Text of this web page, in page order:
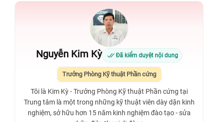
Nguyễn Kim Kỳ Đã kiểm duyệt nội dung
Trưởng Phòng Kỹ thuật Phần cứng
Tôi là Kim Kỳ - Trưởng Phòng Kỹ thuật Phần cứng tại
Trung tâm là một trong những kỹ thuật viên dày dặn kinh
nghiệm, sở hữu hơn 15 năm kinh nghiệm đào tạo - sửa